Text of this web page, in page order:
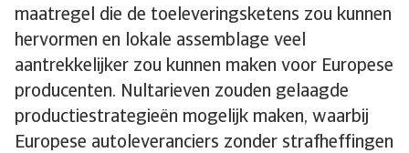
maatregel die de toeleveringsketens zou kunnen
hervormen en lokale assemblage veel
aantrekkelijker zou kunnen maken voor Europese
producenten. Nultarieven zouden gelaagde
productiestrategieën mogelijk maken, waarbij
Europese autoleveranciers zonder strafheffingen